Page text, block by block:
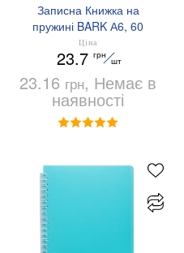
Записна Книжка на
пружині BARK А6, 60
аркушів, клітинка,
пластикова обкладинка
BUROMAX BM.24654154
Ціна
23.7 грн
шт
23.16 грн, Немає в
наявності